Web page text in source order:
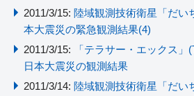
2011/3/15: 陸域観測技術衛星「だい
本大震災の緊急観測結果(4)
2011/3/15:
「テラサー・エックス
日本大震災の観測結果
2011/3/14: 陸域観測技術衛星「だい